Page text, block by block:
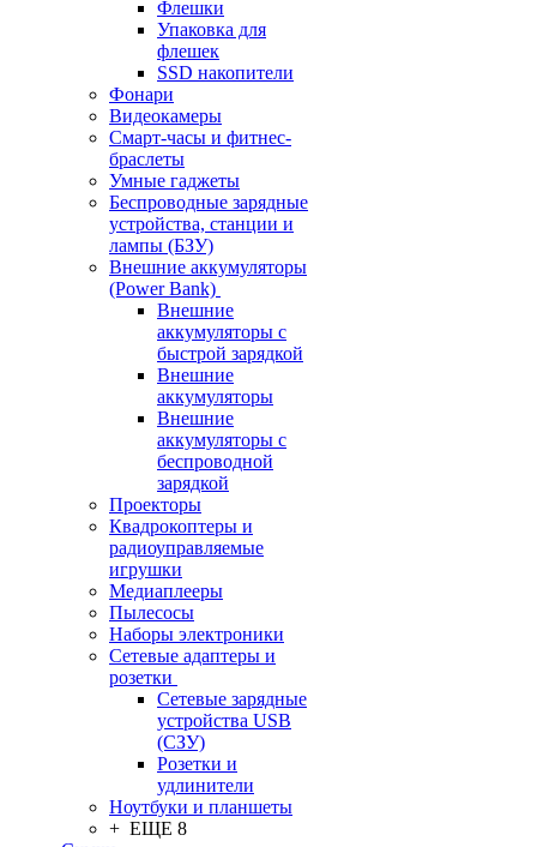
Флешки
Упаковка для
флешек
SSD накопители
Фонари
Видеокамеры
Смарт-часы и фитнес-
браслеты
Умные гаджеты
Беспроводные зарядные
устройства, станции и
лампы (БЗУ)
Внешние аккумуляторы
(Power Bank)
Внешние
аккумуляторы с
быстрой зарядкой
Внешние
аккумуляторы
Внешние
аккумуляторы с
беспроводной
зарядкой
Проекторы
Квадрокоптеры и
радиоуправляемые
игрушки
Медиаплееры
Пылесосы
Наборы электроники
Сетевые адаптеры и
розетки
Сетевые зарядные
устройства USB
(СЗУ)
Розетки и
удлинители
Ноутбуки и планшеты
+ ЕЩЕ 8